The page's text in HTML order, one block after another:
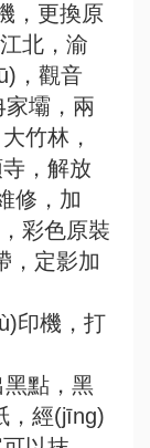
，更換原
北，渝
，觀音
壩，兩
竹林，
，解放
修，加
彩色原裝
，定影加
印機，打
點，黑
，經(jīng)